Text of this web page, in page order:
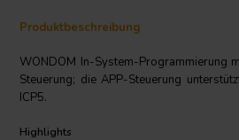
Produktbeschreibung
WONDOM In-System-Programmierung
Steuerung; die APP-Steuerung
ICP5.
Highlights